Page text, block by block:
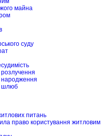
майна
суду
народження
шлюб
питань
право користування житловим